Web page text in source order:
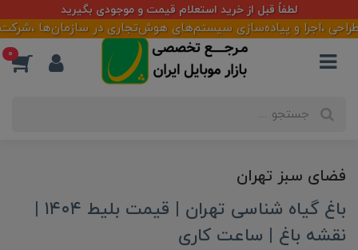
لطفاً قبل از خرید استعلام قیمت و موجودی بگیرید
،اجرا و پیاده‌سازی سیستم‌های هوش‌تجاری در سازمان‌ها
0
فضای سبز تهران
باغ گیاه شناسی تهران | قیمت بلیط ۱۴۰۴ |
نقشه باغ | ساعت کاری